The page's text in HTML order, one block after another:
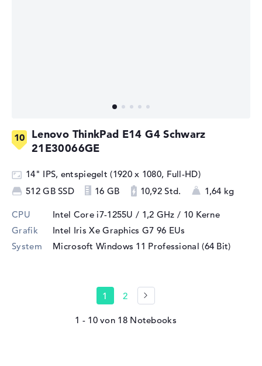
Lenovo ThinkPad E14 G4 Schwarz
21E30066GE
14" IPS, entspiegelt (1920 x 1080, Full-HD)
512 GB SSD
16 GB 10,92 Std. 1,64 kg
CPU Intel Core i7-1255U / 1,2 GHz / 10 Kerne
Grafik
Intel Iris Xe Graphics G7 96 EUs
System
Microsoft Windows 11 Professional (64 Bit)
1 2
1 - 10von 18